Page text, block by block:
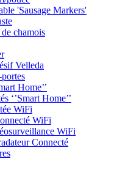
'Sausage Markers'
chamois
Velleda
Home’’
‘’Smart Home’’
WiFi
WiFi
WiFi
Connecté